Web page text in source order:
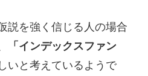
説を強く信じる人の場合
「インデックスファン
いと考えているようで